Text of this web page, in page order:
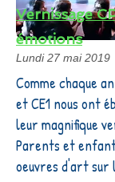
Vernissage
émotions
Lundi 27 mai 2019
Comme chaque
et CE1 nous ont
leur magnifique
Parents et
oeuvres d'art sur